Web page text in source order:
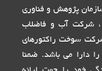
پژوهش و فناوری
، شرکت آب و فاضلاب
شرکت سوخت راکتورهای
دارا می باشد. ضمنا